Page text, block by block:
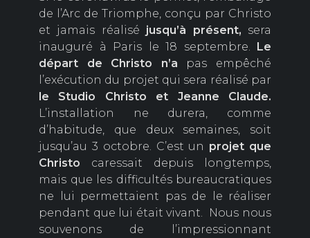
de l’Arc de Triomphe, conçu par Christo
et jamais réalisé jusqu’à présent, sera
inauguré à Paris le 18 septembre. Le
départ de Christo n’a pas empêché
l’exécution du projet qui sera réalisé par
le Studio
Christo et Jeanne Claude.
L’installation ne durera, comme
d’habitude, que deux semaines, soit
jusqu’au 3 octobre. C’est un projet que
Christo caressait depuis longtemps,
mais que les difficultés bureaucratiques
ne lui permettaient pas de le réaliser
pendant que lui était vivant. Nous nous
souvenons de l’impressionnant